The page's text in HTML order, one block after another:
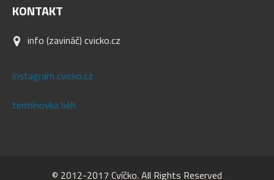
KONTAKT
info (zavináč) cvicko.cz
instagram cvicko.cz
termínovka běh
© 2012-2017 Cvíčko. All Rights Reserved